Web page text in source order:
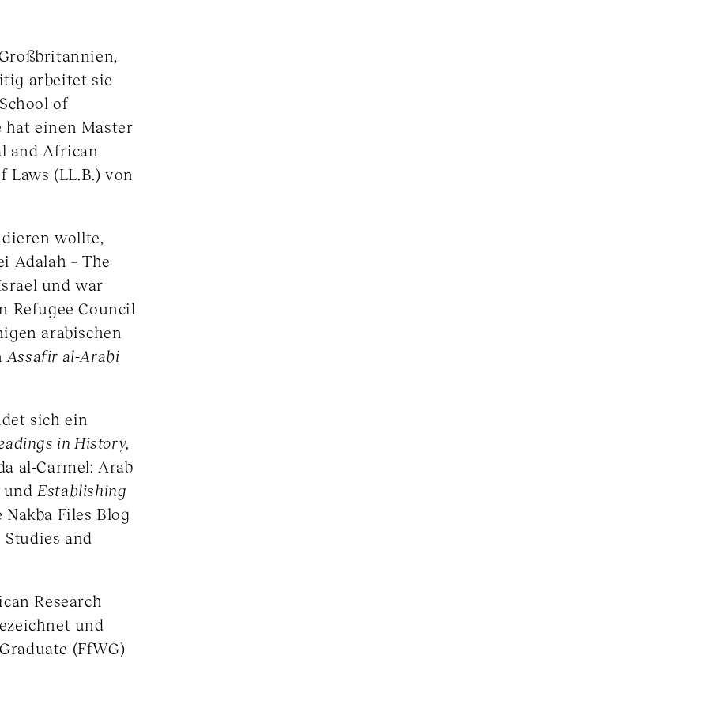
arbeitet sie
of
hat einen Master
and African
Laws (LL.B.) von
wollte,
Adalah – The
und war
Refugee Council
arabischen
Assafir al-Arabi
sich ein
in History,
al-Carmel: Arab
und Establishing
Files Blog
and
Research
und
(FfWG)